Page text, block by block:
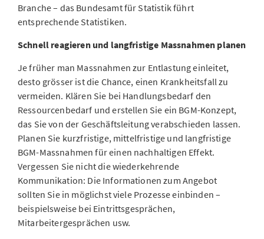
Branche – das Bundesamt für Statistik führt
entsprechende Statistiken.
Schnell reagieren und langfristige Massnahmen planen
Je früher man Massnahmen zur Entlastung einleitet,
desto grösser ist die Chance, einen Krankheitsfall zu
vermeiden. Klären Sie bei Handlungsbedarf den
Ressourcenbedarf und erstellen Sie ein BGM-Konzept,
das Sie von der Geschäftsleitung verabschieden lassen.
Planen Sie kurzfristige, mittelfristige und langfristige
BGM-Massnahmen für einen nachhaltigen Effekt.
Vergessen Sie nicht die wiederkehrende
Kommunikation: Die Informationen zum Angebot
sollten Sie in möglichst viele Prozesse einbinden –
beispielsweise bei Eintrittsgesprächen,
Mitarbeitergesprächen usw.